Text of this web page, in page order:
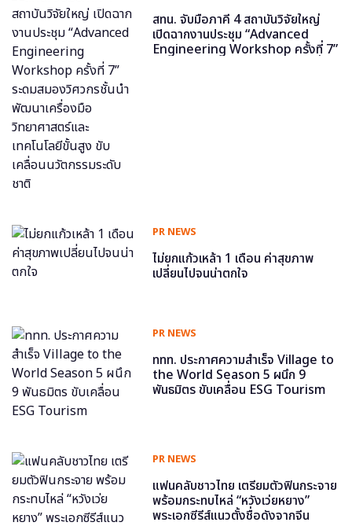
สทน. จับมือภาคี 4 สถาบันวิจัยใหญ่
เปิดฉากงานประชุม “Advanced
Engineering Workshop ครั้งที่ 7”
PR NEWS
ไม่ยกแก้วเหล้า 1 เดือน ค่าสุขภาพ
เปลี่ยนไปจนน่าตกใจ
PR NEWS
ททท. ประกาศความสำเร็จ Village to
the World Season 5 ผนึก 9
พันธมิตร ขับเคลื่อน ESG Tourism
PR NEWS
แฟนคลับชาวไทย เตรียมตัวฟินกระจาย
พร้อมกระทบไหล่ “หวังเว่ยหยาง”
พระเอกซีรีส์แนวตั้งชื่อดังจากจีน